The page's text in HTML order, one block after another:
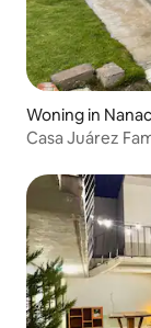
Woning in
Casa Juárez